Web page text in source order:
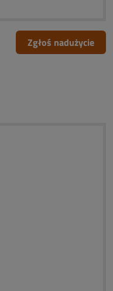
Zgłoś nadużycie